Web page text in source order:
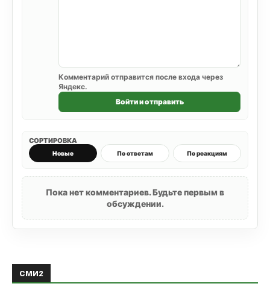
Комментарий отправится после входа через
Яндекс.
Войти и отправить
СОРТИРОВКА
Новые По ответам По реакциям
Пока нет комментариев. Будьте первым в
обсуждении.
СМИ2